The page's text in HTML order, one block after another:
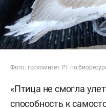
Фото: госкомитет РТ по
«Птица не смогла
способность к